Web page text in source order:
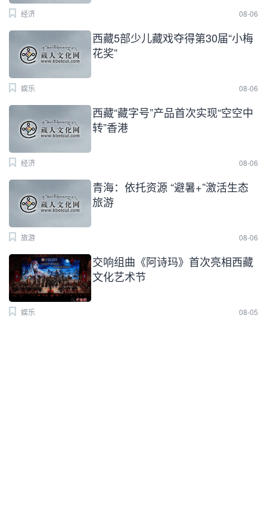
08-06
经济
西藏5部少儿藏戏夺得第30届“小梅
花奖”
08-06
娱乐
西藏“藏字号”产品首次实现“空空中
转”香港
08-06
经济
青海：依托资源 “避暑+”激活生态
旅游
08-06
旅游
交响组曲《阿诗玛》首次亮相西藏
文化艺术节
08-05
娱乐